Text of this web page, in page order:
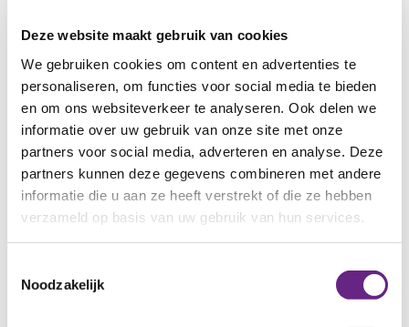
Deze website maakt gebruik van cookies
We gebruiken cookies om content en advertenties te
personaliseren, om functies voor social media te bieden
en om ons websiteverkeer te analyseren. Ook delen we
informatie over uw gebruik van onze site met onze
partners voor social media, adverteren en analyse. Deze
partners kunnen deze gegevens combineren met andere
informatie die u aan ze heeft verstrekt of die ze hebben
verzameld op basis van uw gebruik van hun services.
Noodzakelijk
kunnen
Joop en
Bas méér
lezen over
die twee
trouwe
snoepers,
want ze
staan er
allebei met
anekdotes